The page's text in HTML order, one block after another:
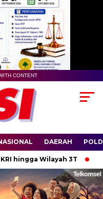
CONTENT
DAERAH
Wilayah 3T